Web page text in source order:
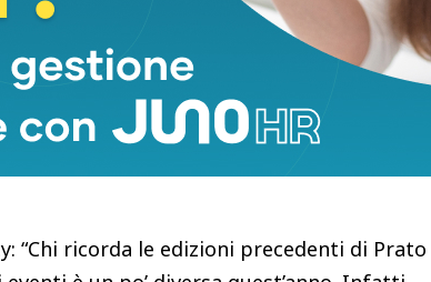
delle giovani generazioni.
University: “Un piacere per noi
Prato Campus Week, il progetto di
un’opportunità per studenti, accademici,
e collaborare a un’iniziativa che
nel futuro dei nostri studenti e delle
“Chi ricorda le edizioni precedenti di Prato